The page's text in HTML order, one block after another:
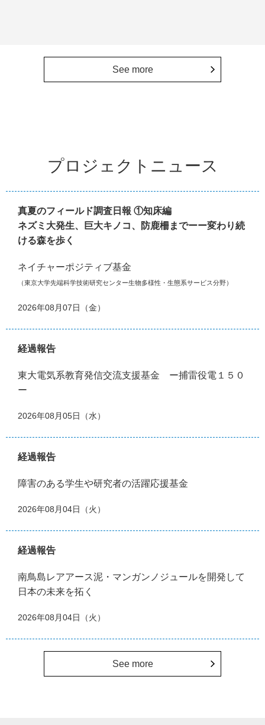
See more
プロジェクトニュース
真夏のフィールド調査日報 ①知床編
ネズミ大発生、巨大キノコ、防鹿柵までーー変わり続
ける森を歩く
ネイチャーポジティブ基金
（東京大学先端科学技術研究センター生物多様性・生態系サービス分野）
2026年08月07日（金）
経過報告
東大電気系教育発信交流支援基金 ー捕雷役電１５０
ー
2026年08月05日（水）
経過報告
障害のある学生や研究者の活躍応援基金
2026年08月04日（火）
経過報告
南鳥島レアアース泥・マンガンノジュールを開発して
日本の未来を拓く
2026年08月04日（火）
See more